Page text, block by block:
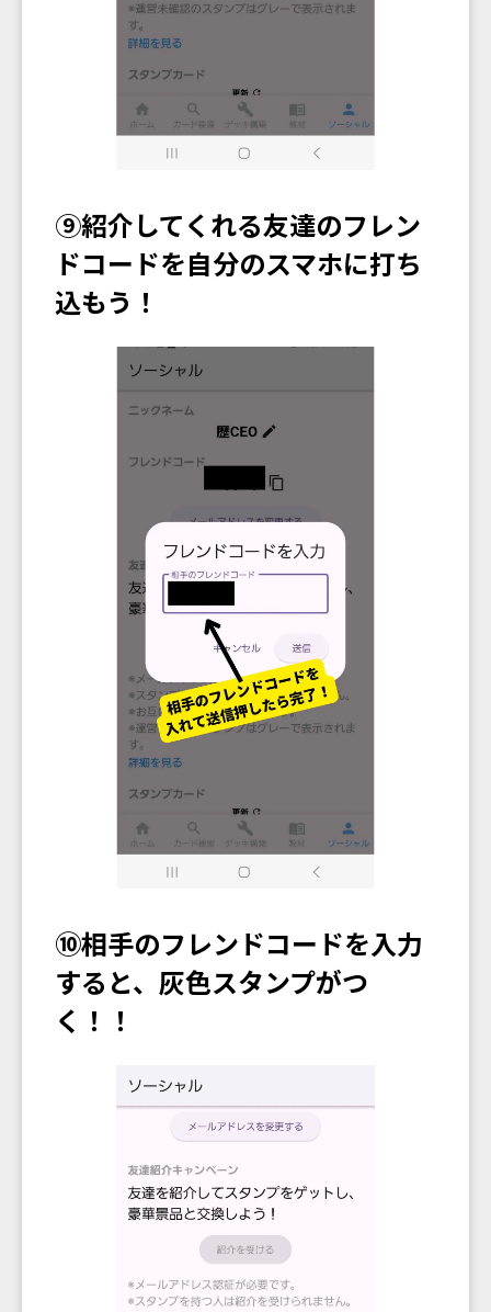
⑨紹介してくれる友達のフレン
ドコードを自分のスマホに打ち
込もう！
⑩相手のフレンドコードを入力
すると、灰色スタンプがつ
く！！